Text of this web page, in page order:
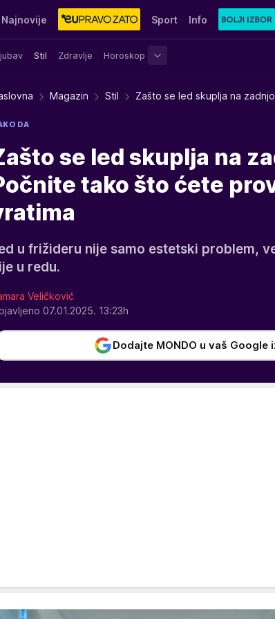
Najnovije Sport Info
Stil Zdravlje Horoskop
ukusa Yumama
Magazin Stil Zašto se led skuplja na
DA
se led skuplja na
tako što ćete
u frižideru nije samo estetski problem,
u redu.
Veličković
07.01.2025. 13:23h
Dodajte MONDO u vaš Google